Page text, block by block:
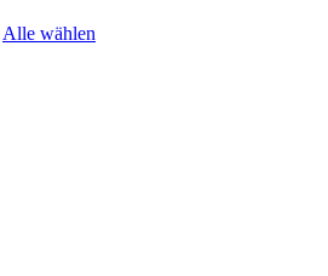
Alle wählen